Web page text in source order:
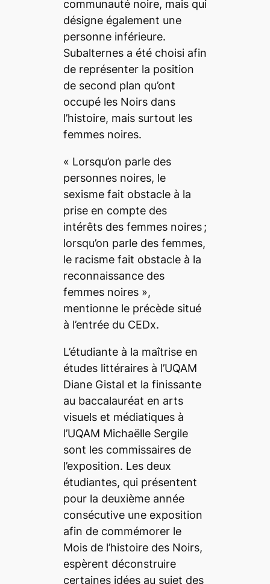
communauté noire, mais qui
désigne également une
personne inférieure.
Subalternes a été choisi afin
de représenter la position
de second plan qu’ont
occupé les Noirs dans
l’histoire, mais surtout les
femmes noires.
« Lorsqu’on parle des
personnes noires, le
sexisme fait obstacle à la
prise en compte des
intérêts des femmes noires ;
lorsqu’on parle des femmes,
le racisme fait obstacle à la
reconnaissance des
femmes noires»,
mentionne le précède situé
à l’entrée du CEDx.
L’étudiante à la maîtrise en
études littéraires à l’UQAM
Diane Gistal et la finissante
au baccalauréat en arts
visuels et médiatiques à
l’UQAM Michaëlle Sergile
sont les commissaires de
l’exposition. Les deux
étudiantes, qui présentent
pour la deuxième année
consécutive une exposition
afin de commémorer le
Mois de l’histoire des Noirs,
espèrent déconstruire
certaines idées au sujet des